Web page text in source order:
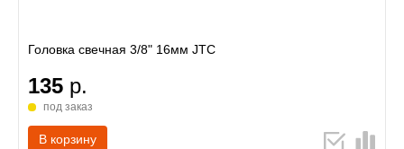
Головка свечная 3/8" 16мм JTC
135 р.
под заказ
В корзину